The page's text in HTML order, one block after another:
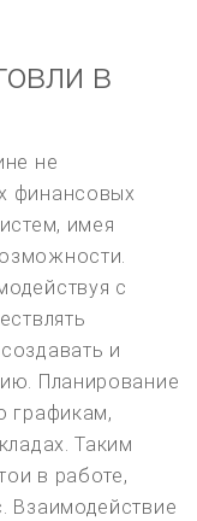
в
не
финансовых
имея
с
и
Планирование
графикам,
Таким
в работе,
Взаимодействие